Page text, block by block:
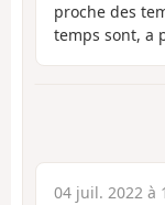
proche des
temps sont, a
04 juil. 2022 à